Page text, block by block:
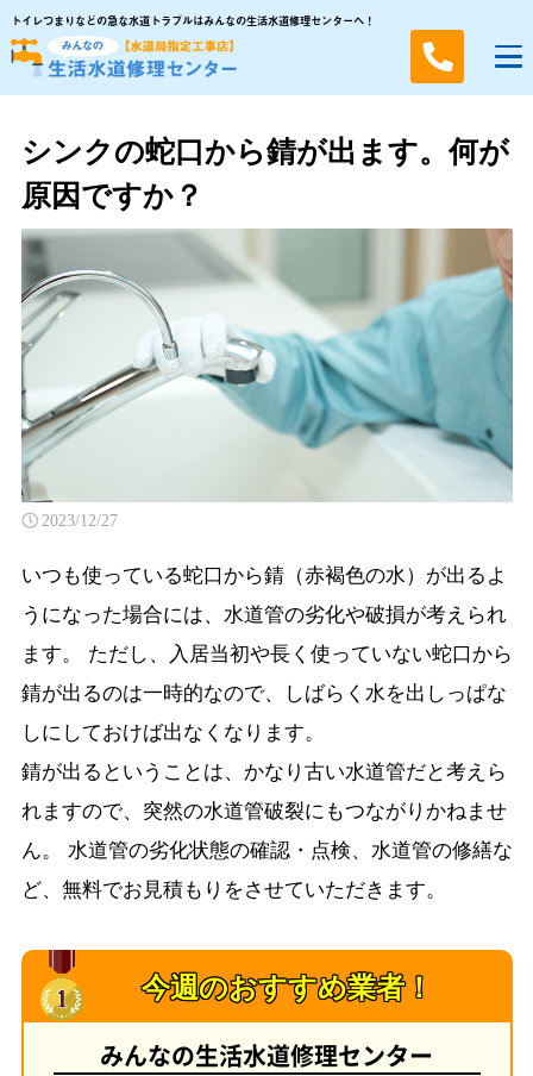
トイレつまりなどの急な水道トラブルはみんなの生活水道修理センターへ！
シンクの蛇口から錆が出ます。何が
原因ですか？
2023/12/27
いつも使っている蛇口から錆（赤褐色の水）が出るよ
うになった場合には、水道管の劣化や破損が考えられ
ます。 ただし、入居当初や長く使っていない蛇口から
錆が出るのは一時的なので、しばらく水を出しっぱな
しにしておけば出なくなります。
錆が出るということは、かなり古い水道管だと考えら
れますので、突然の水道管破裂にもつながりかねませ
ん。 水道管の劣化状態の確認・点検、水道管の修繕な
ど、無料でお見積もりをさせていただきます。
今週のおすすめ業者！
みんなの生活水道修理センター